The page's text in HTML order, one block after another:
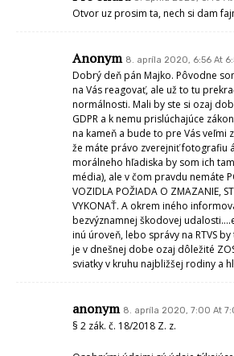
Otvor uz prosim ta, nech si dam
Anonym 8. apríla 2020, 6:56 At
Dobrý deň pán Majko. Pôvodne
na Vás reagovať, ale už to tu
normálnosti. Mali by ste si ozaj
GDPR a k nemu prislúchajúce
na kameň a bude to pre Vás veľmi
že máte právo zverejniť fotografiu
morálneho hľadiska by som ich
média), ale v čom pravdu nemáte
VOZIDLA POŽIADA O ZMAZANIE,
VYKONAŤ. A okrem iného
bezvýznamnej škodovej
inú úroveň, lebo správy na RTVS
je v dnešnej dobe ozaj dôležité
sviatky v kruhu najbližšej rodiny a
anonym 8. apríla 2020, 7:00 At
§ 2 zák. č. 18/2018 Z. z.